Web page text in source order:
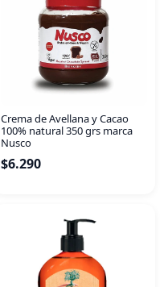
Crema de Avellana y Cacao
100% natural 350 grs marca
Nusco
$6.290